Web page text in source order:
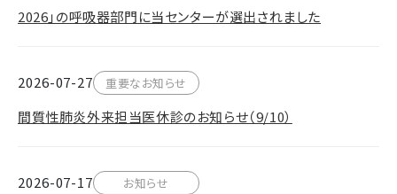
2026」の呼吸器部門に当センターが選出されました
2026-07-27 重要なお知らせ
間質性肺炎外来担当医休診のお知らせ（9/10）
2026-07-17 お知らせ